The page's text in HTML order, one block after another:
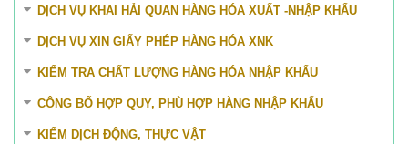
DỊCH VỤ KHAI HẢI QUAN HÀNG HÓA XUẤT -NHẬP KHẨU
DỊCH VỤ XIN GIẤY PHÉP HÀNG HÓA XNK
KIỂM TRA CHẤT LƯỢNG HÀNG HÓA NHẬP KHẨU
CÔNG BỐ HỢP QUY, PHÙ HỢP HÀNG NHẬP KHẨU
KIỂM DỊCH ĐỘNG, THỰC VẬT